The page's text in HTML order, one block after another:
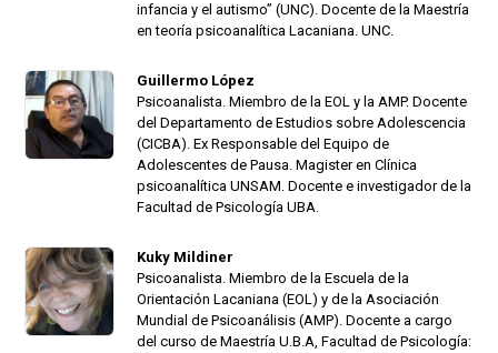
infancia y el autismo” (UNC). Docente de la Maestría
en teoría psicoanalítica Lacaniana. UNC.
Guillermo López
Psicoanalista. Miembro de la EOL y la AMP. Docente
del Departamento de Estudios sobre Adolescencia
(CICBA). Ex Responsable del Equipo de
Adolescentes de Pausa. Magister en Clínica
psicoanalítica UNSAM. Docente e investigador de la
Facultad de Psicología UBA.
Kuky Mildiner
Psicoanalista. Miembro de la Escuela de la
Orientación Lacaniana (EOL) y de la Asociación
Mundial de Psicoanálisis (AMP). Docente a cargo
del curso de Maestría U.B.A, Facultad de Psicología: